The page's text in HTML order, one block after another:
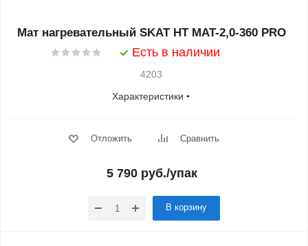
Мат нагревательный SKAT HT MAT-2,0-360 PRO
Есть в наличии
4203
Характеристики
Отложить Сравнить
5 790руб./упак
В корзину